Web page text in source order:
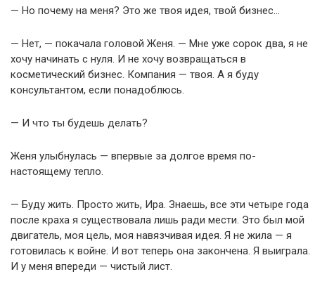
— Но почему на меня? Это же твоя идея, твой бизнес…
— Нет, — покачала головой Женя. — Мне уже сорок два, я не
хочу начинать с нуля. И не хочу возвращаться в
косметический бизнес. Компания — твоя. А я буду
консультантом, если понадоблюсь.
— И что ты будешь делать?
Женя улыбнулась — впервые за долгое время по-
настоящему тепло.
— Буду жить. Просто жить, Ира. Знаешь, все эти четыре года
после краха я существовала лишь ради мести. Это был мой
двигатель, моя цель, моя навязчивая идея. Я не жила — я
готовилась к войне. И вот теперь она закончена. Я выиграла.
И у меня впереди — чистый лист.